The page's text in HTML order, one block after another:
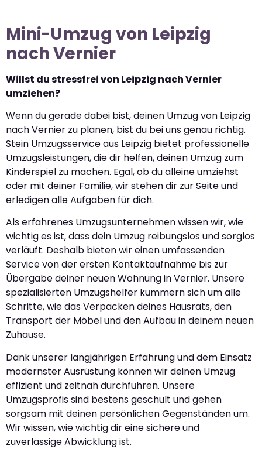
Mini-Umzug von Leipzig
nach Vernier
Willst du stressfrei von Leipzig nach Vernier
umziehen?
Wenn du gerade dabei bist, deinen Umzug von Leipzig
nach Vernier zu planen, bist du bei uns genau richtig.
Stein Umzugsservice aus Leipzig bietet professionelle
Umzugsleistungen, die dir helfen, deinen Umzug zum
Kinderspiel zu machen. Egal, ob du alleine umziehst
oder mit deiner Familie, wir stehen dir zur Seite und
erledigen alle Aufgaben für dich.
Als erfahrenes Umzugsunternehmen wissen wir, wie
wichtig es ist, dass dein Umzug reibungslos und sorglos
verläuft. Deshalb bieten wir einen umfassenden
Service von der ersten Kontaktaufnahme bis zur
Übergabe deiner neuen Wohnung in Vernier. Unsere
spezialisierten Umzugshelfer kümmern sich um alle
Schritte, wie das Verpacken deines Hausrats, den
Transport der Möbel und den Aufbau in deinem neuen
Zuhause.
Dank unserer langjährigen Erfahrung und dem Einsatz
modernster Ausrüstung können wir deinen Umzug
effizient und zeitnah durchführen. Unsere
Umzugsprofis sind bestens geschult und gehen
sorgsam mit deinen persönlichen Gegenständen um.
Wir wissen, wie wichtig dir eine sichere und
zuverlässige Abwicklung ist.